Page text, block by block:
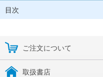
目次
ご注文について
取扱書店